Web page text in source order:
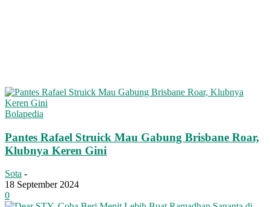
Bolapedia
Pantes Rafael Struick Mau Gabung Brisbane Roar,
Klubnya Keren Gini
Sota -
18 September 2024
0